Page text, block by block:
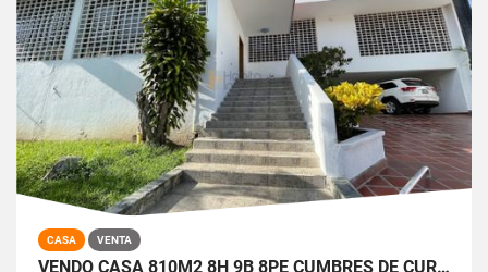
CASA VENTA
VENDO CASA 810M2 8H 9B 8PE CUMBRES DE CURUMO